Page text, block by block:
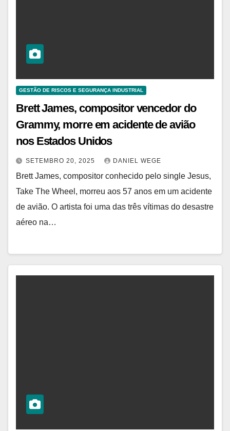
GESTÃO DE RISCOS E SEGURANÇA INDUSTRIAL
Brett James, compositor vencedor do
Grammy, morre em acidente de avião
nos Estados Unidos
SETEMBRO 20, 2025 DANIEL WEGE
Brett James, compositor conhecido pelo single Jesus,
Take The Wheel, morreu aos 57 anos em um acidente
de avião. O artista foi uma das três vítimas do desastre
aéreo na…